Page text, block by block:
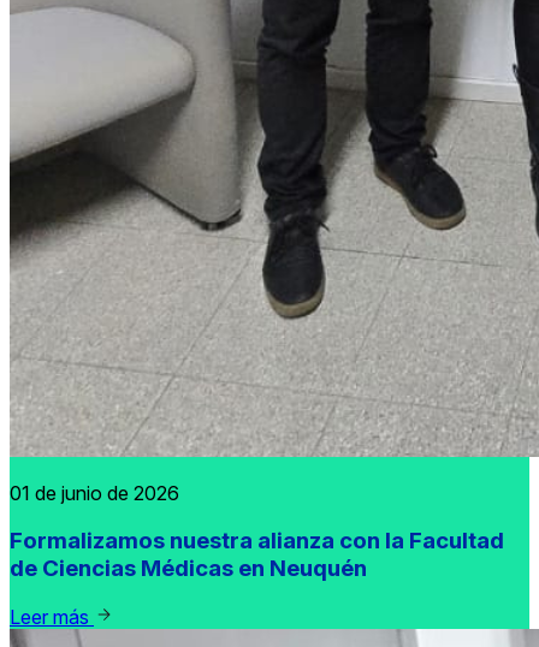
01 de junio de 2026
Formalizamos nuestra alianza con la Facultad
de Ciencias Médicas en Neuquén
Leer más